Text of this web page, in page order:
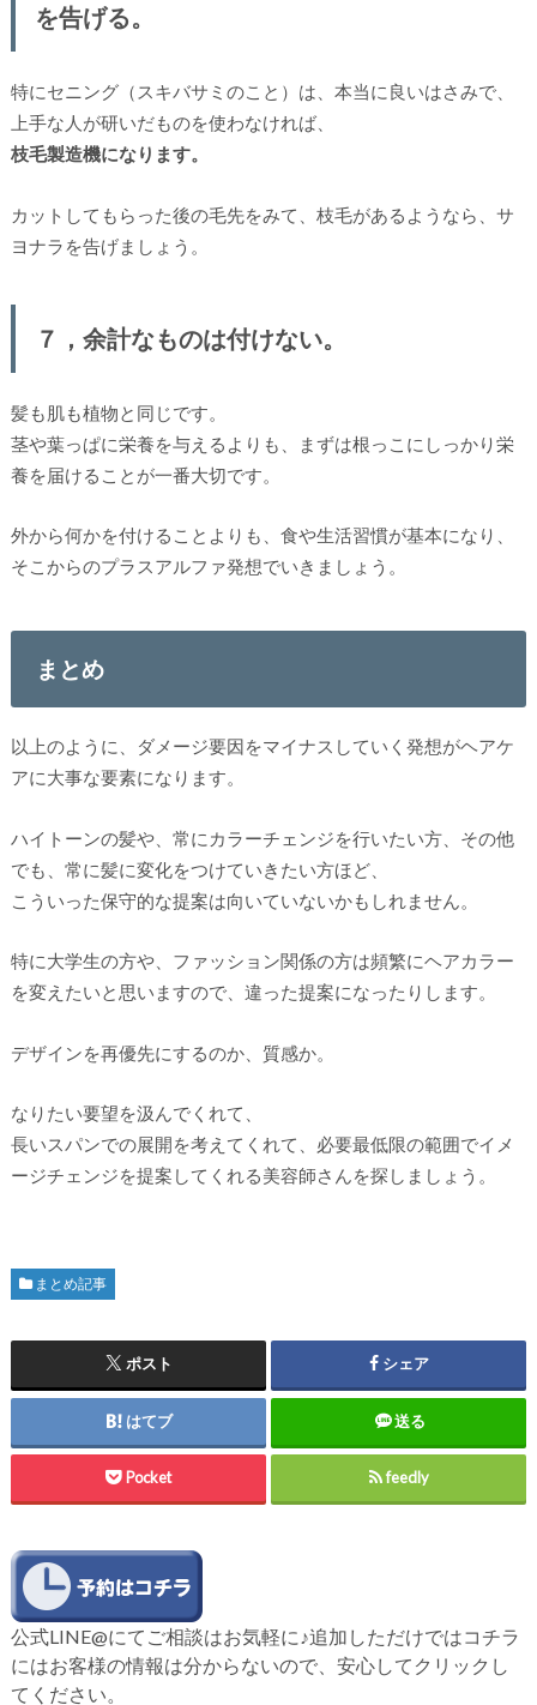
を告げる。
特にセニング（スキバサミのこと）は、本当に良いはさみで、
上手な人が研いだものを使わなければ、
枝毛製造機になります。
カットしてもらった後の毛先をみて、枝毛があるようなら、サ
ヨナラを告げましょう。
７，余計なものは付けない。
髪も肌も植物と同じです。
茎や葉っぱに栄養を与えるよりも、まずは根っこにしっかり栄
養を届けることが一番大切です。
外から何かを付けることよりも、食や生活習慣が基本になり、
そこからのプラスアルファ発想でいきましょう。
まとめ
以上のように、ダメージ要因をマイナスしていく発想がヘアケ
アに大事な要素になります。
ハイトーンの髪や、常にカラーチェンジを行いたい方、その他
でも、常に髪に変化をつけていきたい方ほど、
こういった保守的な提案は向いていないかもしれません。
特に大学生の方や、ファッション関係の方は頻繁にヘアカラー
を変えたいと思いますので、違った提案になったりします。
デザインを再優先にするのか、質感か。
なりたい要望を汲んでくれて、
長いスパンでの展開を考えてくれて、必要最低限の範囲でイメ
ージチェンジを提案してくれる美容師さんを探しましょう。
まとめ記事
ポスト シェア
はてブ 送る
Pocket feedly
公式LINE@にてご相談はお気軽に♪追加しただけではコチラ
にはお客様の情報は分からないので、安心してクリックし
てください。